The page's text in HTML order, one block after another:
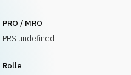
PRO / MRO
PRS undefined
Rolle